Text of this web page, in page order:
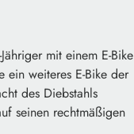
mit einem E-Bike
ein weiteres E-Bike der
des Diebstahls
seinen rechtmäßigen